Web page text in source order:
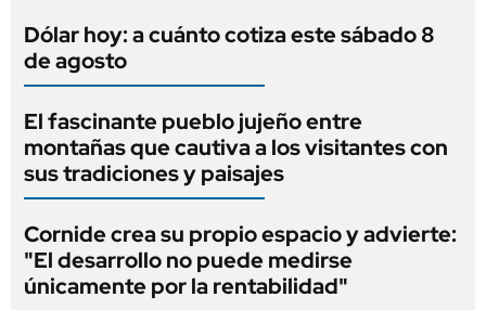
Dólar hoy: a cuánto cotiza este sábado 8
de agosto
El fascinante pueblo jujeño entre
montañas que cautiva a los visitantes con
sus tradiciones y paisajes
Cornide crea su propio espacio y advierte:
"El desarrollo no puede medirse
únicamente por la rentabilidad"